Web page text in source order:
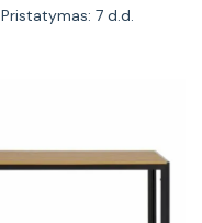
Pristatymas: 7 d.d.